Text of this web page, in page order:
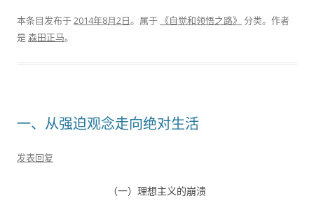
本条目发布于2014年8月2日。属于 《自觉和领悟之路》 分类。 作者
是森田正马。
一、从强迫观念走向绝对生活
发表回复
（一）理想主义的崩溃